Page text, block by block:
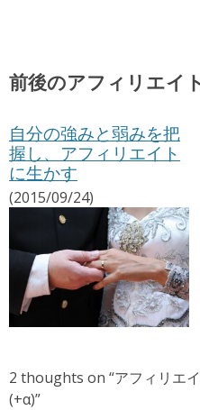
前後のアフィリエイ
自分の強みと弱みを把
握し、アフィリエイト
に生かす
(2015/09/24)
2 thoughts on “アフィリエ
(+α)”